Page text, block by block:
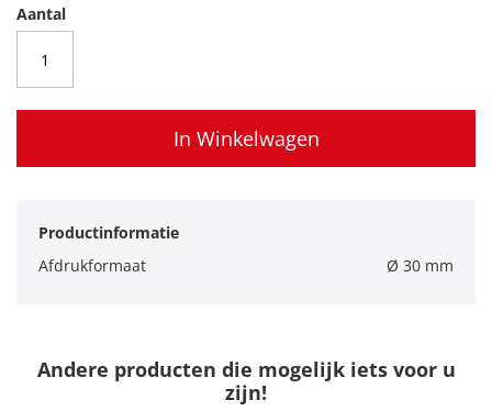
Aantal
In Winkelwagen
Productinformatie
Afdrukformaat
Ø 30 mm
Andere producten die mogelijk iets voor u
zijn!